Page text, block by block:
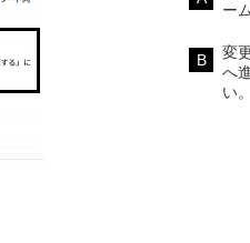
ー
変
へ
い。